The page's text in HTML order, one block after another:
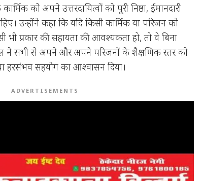
को अपने उत्तरदायित्वों को पूरी निष्ठा, ईमानदारी
उन्होंने कहा कि यदि किसी कार्मिक या परिजन को
भी प्रकार की सहायता की आवश्यकता हो, तो वे बिना
ने सभी से अपने और अपने परिजनों के शैक्षणिक स्तर को
हरसंभव सहयोग का आश्वासन दिया।
ADVERTISEMENTS